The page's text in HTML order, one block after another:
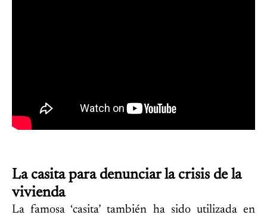
La casita para denunciar la crisis de la
vivienda
La famosa ‘casita’ también ha sido utilizada en